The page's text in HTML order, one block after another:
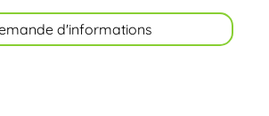
d'informations